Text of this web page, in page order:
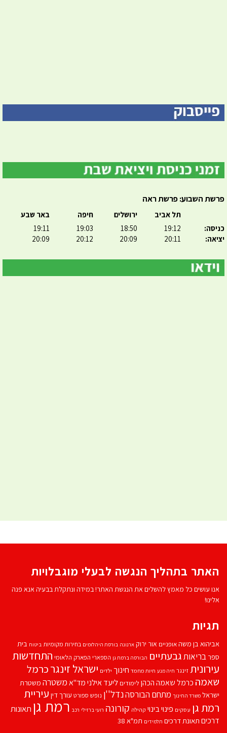
פרשת השבוע: פרשת ראה
כניסה:
יציאה:
תל אביב
19:12
20:11
ירושלים
18:50
20:09
חיפה
19:03
20:12
באר שבע
19:11
20:09
האתר בתהליך הנגשה לבעלי מוגבלויות
אנו עושים כל מאמץ להשלים את הנגשת האתר! במידה ונתקלת בבעיה אנא פנה
אלינו!
תגיות
אביהוא בן משהאופניים אור ירוק ארנונה בורסת היהלומים בחירות מקומיות ביטוח בית
ספרבריאותגבעתיים הבורסה ברמת גן הספארי הפארק הלאומי התחדשות
עירוניתזינגר חיה מנע חיות מחמד חינוך ילדים ישראל זינגרכרמל
שאמה כרמל שאמה הכהן לימודים ליעד אילנימד''אמשטרה משטרת
ישראל משרד החינוך מתחם הבורסהנדל''ן נופש ספורט עורך דין עיריית
רמת גן עסקים פינוי בינוי קהילה קורונה רועי ברזילי רכב רמת גן תאונות
דרכים תאונת דרכים תלמידים תמ"א 38